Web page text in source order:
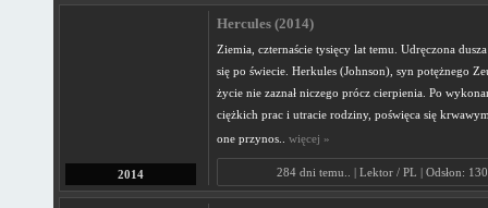
2014
Hercules (2014)
Ziemia, czternaście tysięcy lat temu. Udręczona dusza
się po świecie. Herkules (Johnson), syn potężnego
życie nie zaznał niczego prócz cierpienia. Po
ciężkich prac i utracie rodziny, poświęca się
one przynos.. więcej »
284 dni temu.. | Lektor / PL | Odsłon: